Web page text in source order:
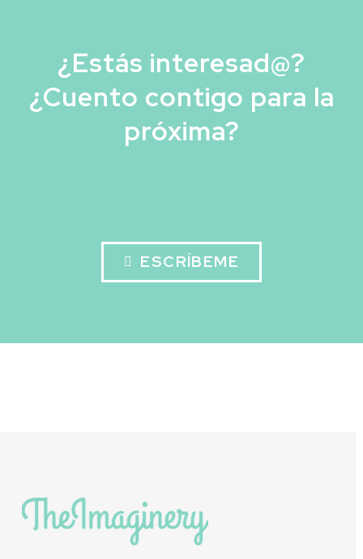
¿Estás interesad@?
¿Cuento contigo para la
próxima?
 ESCRÍBEME